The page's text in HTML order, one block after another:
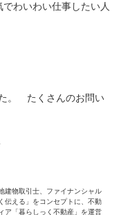
わいわい仕事したい人
。 たくさんのお問い
物取引士、ファイナンシャル
伝える」をコンセプトに、不動
ア「暮らしっく不動産」を運営